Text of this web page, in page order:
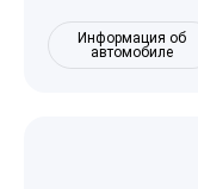
Информация об
автомобиле